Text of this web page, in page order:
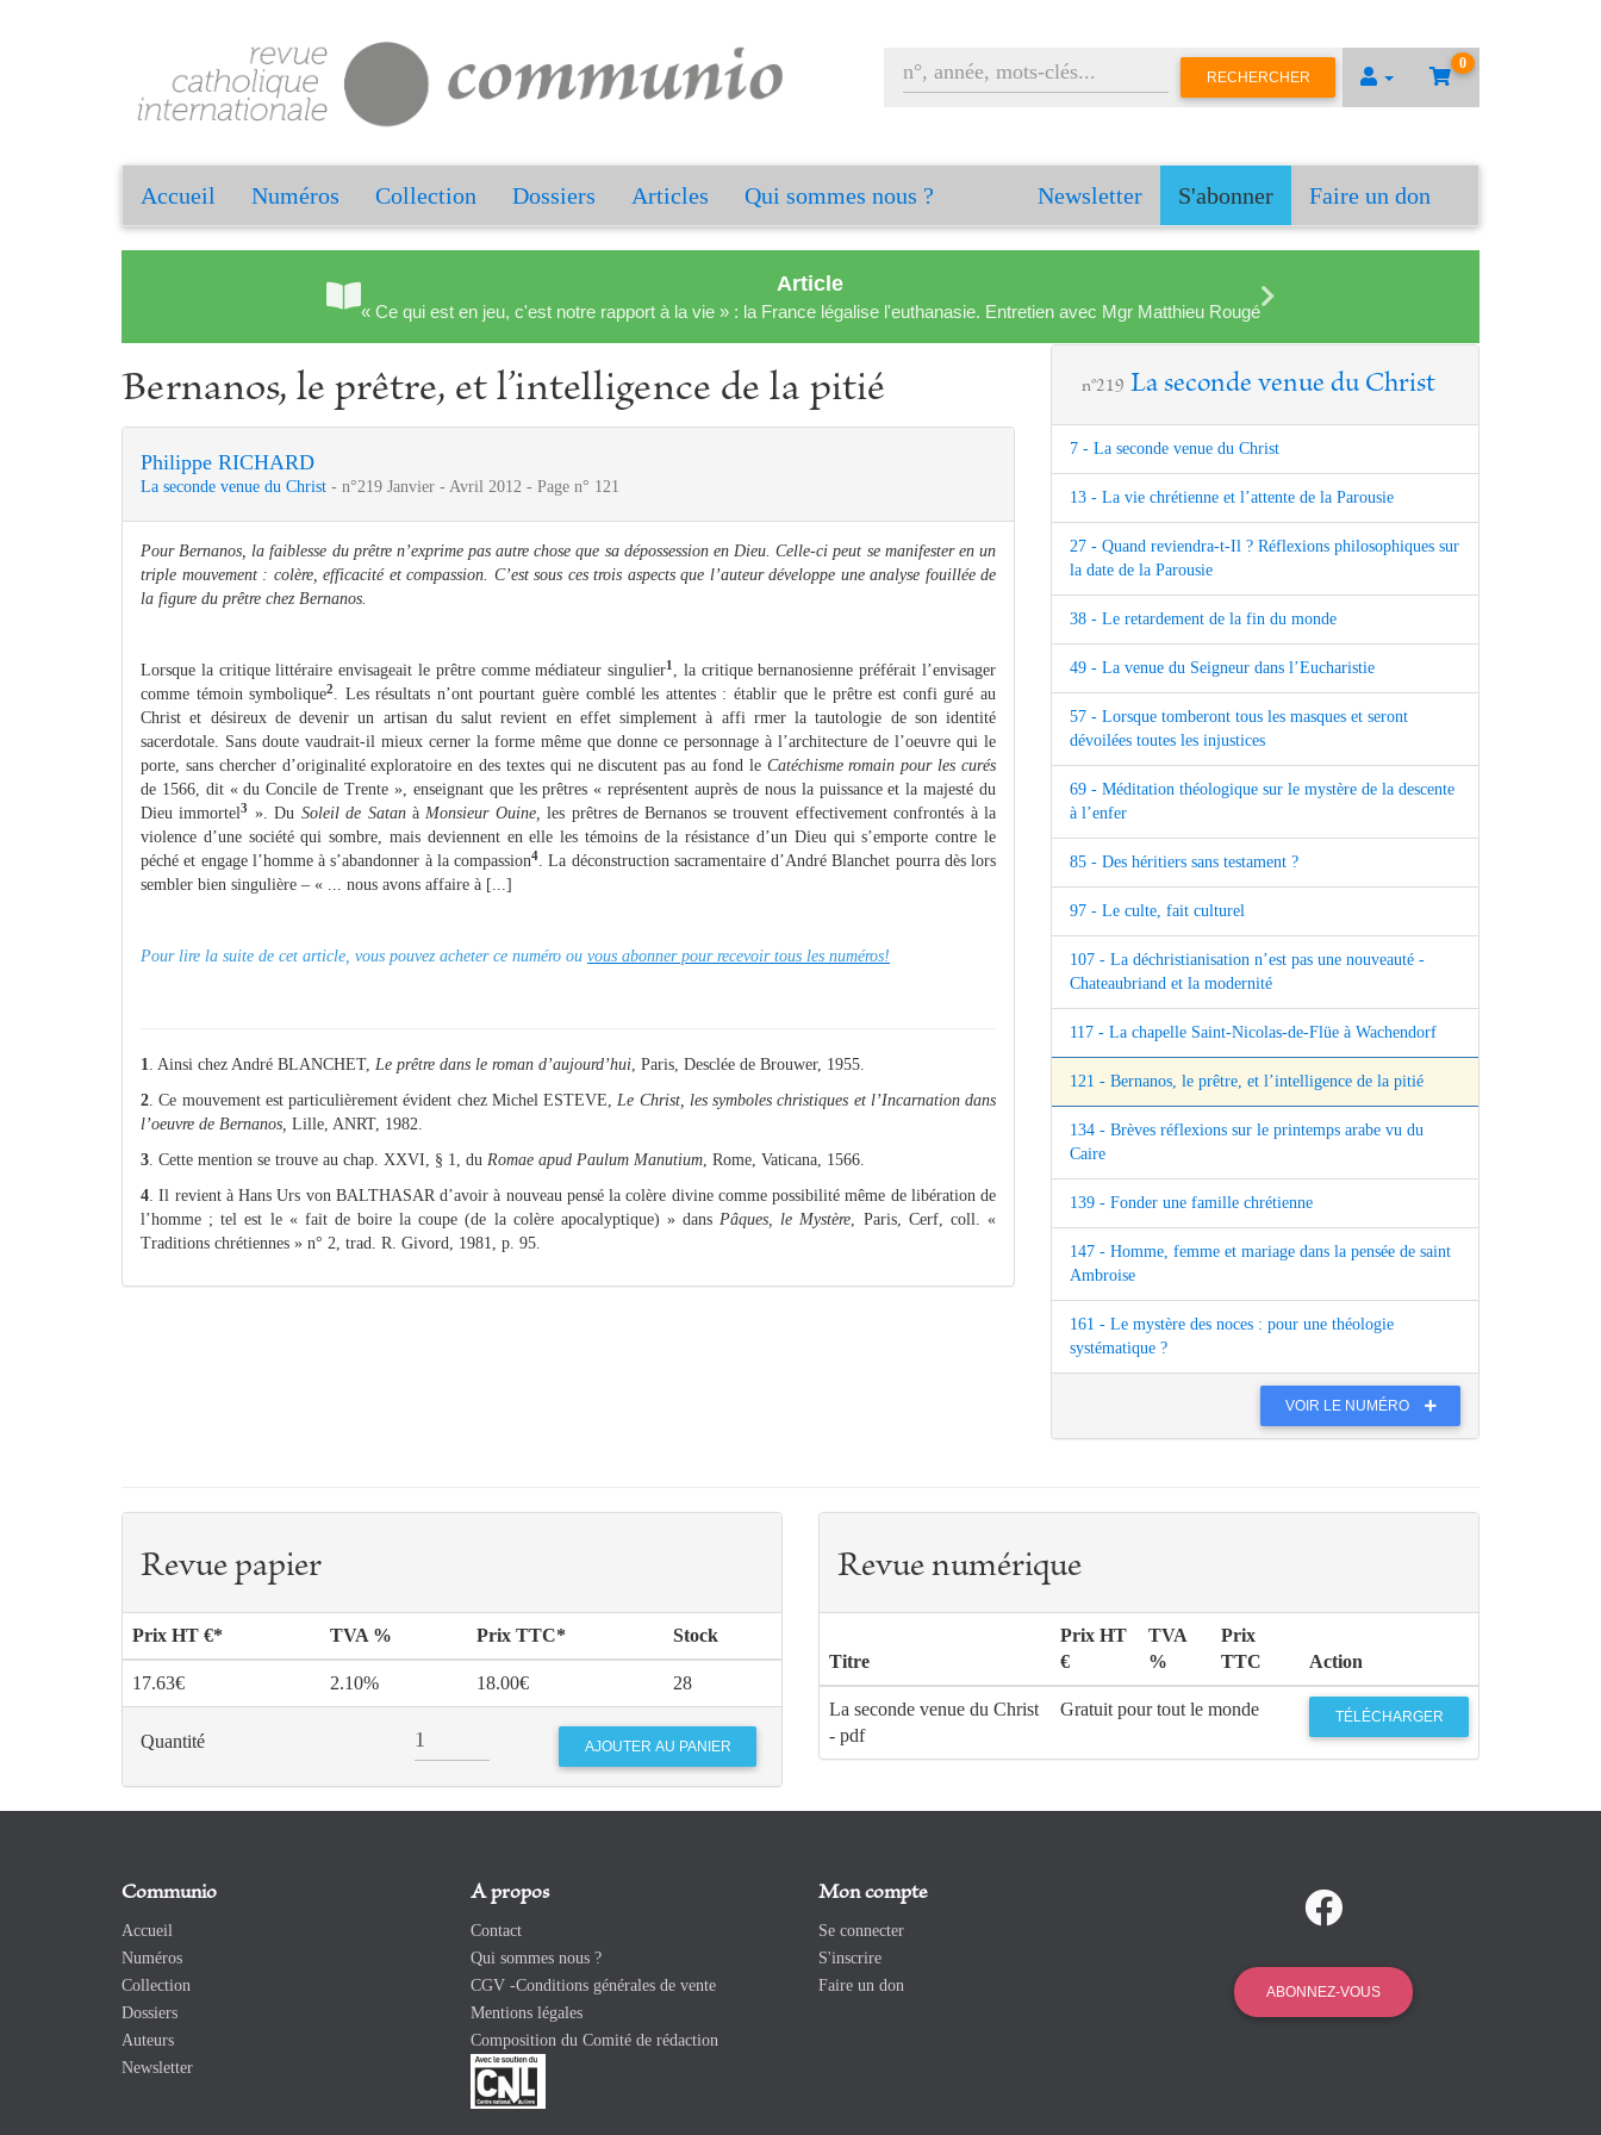
0
RECHERCHER
Accueil Numéros Collection Dossiers Articles Qui sommes nous ? Newsletter S'abonner Faire un don
Article
« Ce qui est en jeu, c'est notre rapport à la vie » : la France légalise l'euthanasie. Entretien avec Mgr Matthieu Rougé
Bernanos, le prêtre, et l’intelligence de la pitié
Philippe RICHARD
La seconde venue du Christ - n°219 Janvier - Avril 2012 - Page n° 121
Pour Bernanos, la faiblesse du prêtre n’exprime pas autre chose que sa dépossession en Dieu. Celle-ci peut se manifester en un
triple mouvement : colère, efficacité et compassion. C’est sous ces trois aspects que l’auteur développe une analyse fouillée de
la figure du prêtre chez Bernanos.
Lorsque la critique littéraire envisageait le prêtre comme médiateur singulier1 , la critique bernanosienne préférait l’envisager
comme témoin symbolique2. Les résultats n’ont pourtant guère comblé les attentes : établir que le prêtre est confi guré au
Christ et désireux de devenir un artisan du salut revient en effet simplement à affi rmer la tautologie de son identité
sacerdotale. Sans doute vaudrait-il mieux cerner la forme même que donne ce personnage à l’architecture de l’oeuvre qui le
porte, sans chercher d’originalité exploratoire en des textes qui ne discutent pas au fond le Catéchisme romain pour les curés
de 1566, dit « du Concile de Trente », enseignant que les prêtres « représentent auprès de nous la puissance et la majesté du
Dieu immortel3 ». Du Soleil de SatanàMonsieur Ouine, les prêtres de Bernanos se trouvent effectivement confrontés à la
violence d’une société qui sombre, mais deviennent en elle les témoins de la résistance d’un Dieu qui s’emporte contre le
péché et engage l’homme à s’abandonner à la compassion4. La déconstruction sacramentaire d’André Blanchet pourra dès lors
sembler bien singulière – « ... nous avons affaire à [...]
Pour lire la suite de cet article, vous pouvez acheter ce numéro ou vous abonner pour recevoir tous les numéros!
1. Ainsi chez André BLANCHET, Le prêtre dans le roman d’aujourd’hui, Paris, Desclée de Brouwer, 1955.
2. Ce mouvement est particulièrement évident chez Michel ESTEVE,Le Christ, les symboles christiques et l’Incarnation dans
l’oeuvre de Bernanos, Lille, ANRT, 1982.
3. Cette mention se trouve au chap. XXVI, § 1, du Romae apud Paulum Manutium, Rome, Vaticana, 1566.
4. Il revient à Hans Urs von BALTHASAR d’avoir à nouveau pensé la colère divine comme possibilité même de libération de
l’homme ; tel est le « fait de boire la coupe (de la colère apocalyptique) » dansPâques, le Mystère, Paris, Cerf, coll. «
Traditions chrétiennes » n° 2, trad. R. Givord, 1981, p. 95.
n°219 La seconde venue du Christ
7 - La seconde venue du Christ
13 - La vie chrétienne et l’attente de la Parousie
27 - Quand reviendra-t-Il ? Réflexions philosophiques sur
la date de la Parousie
38 - Le retardement de la fin du monde
49 - La venue du Seigneur dans l’Eucharistie
57 - Lorsque tomberont tous les masques et seront
dévoilées toutes les injustices
69 - Méditation théologique sur le mystère de la descente
à l’enfer
85 - Des héritiers sans testament ?
97 - Le culte, fait culturel
107 - La déchristianisation n’est pas une nouveauté -
Chateaubriand et la modernité
117 - La chapelle Saint-Nicolas-de-Flüe à Wachendorf
121 - Bernanos, le prêtre, et l’intelligence de la pitié
134 - Brèves réflexions sur le printemps arabe vu du
Caire
139 - Fonder une famille chrétienne
147 - Homme, femme et mariage dans la pensée de saint
Ambroise
161 - Le mystère des noces : pour une théologie
systématique ?
VOIR LE NUMÉRO
Revue papier
Prix HT €* TVA % Prix TTC* Stock
17.63€ 2.10% 18.00€ 28
Quantité
Revue numérique
Titre
Prix HT
€
TVA
%
Prix
TTC
Action
La seconde venue du Christ
- pdf
Gratuit pour tout le monde TÉLÉCHARGER
Communio
Accueil
Numéros
Collection
Dossiers
Auteurs
Newsletter
A propos
Contact
Qui sommes nous ?
CGV -Conditions générales de vente
Mentions légales
Composition du Comité de rédaction
Mon compte
Se connecter
S'inscrire
Faire un don
ABONNEZ-VOUS